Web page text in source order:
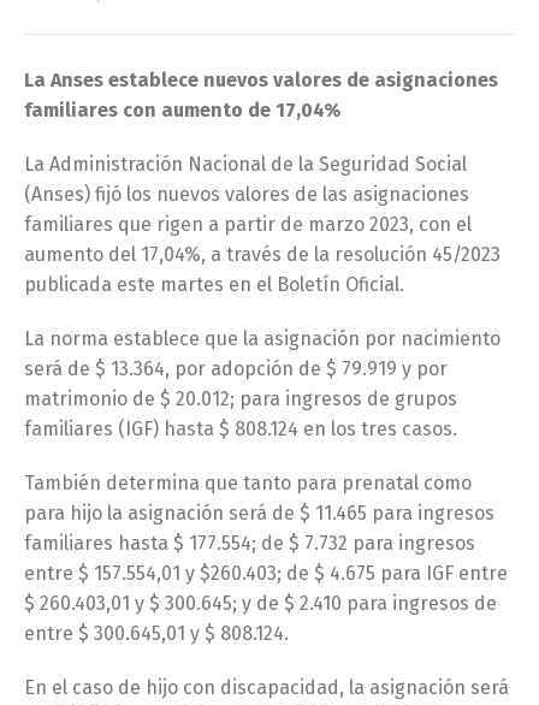
La Anses establece nuevos valores de asignaciones
familiares con aumento de 17,04%
La Administración Nacional de la Seguridad Social
(Anses) fijó los nuevos valores de las asignaciones
familiares que rigen a partir de marzo 2023, con el
aumento del 17,04%, a través de la resolución 45/2023
publicada este martes en el Boletín Oficial.
La norma establece que la asignación por nacimiento
será de $ 13.364, por adopción de $ 79.919 y por
matrimonio de $ 20.012; para ingresos de grupos
familiares (IGF) hasta $ 808.124 en los tres casos.
También determina que tanto para prenatal como
para hijo la asignación será de $ 11.465 para ingresos
familiares hasta $ 177.554; de $ 7.732 para ingresos
entre $ 157.554,01 y $260.403; de $ 4.675 para IGF entre
$ 260.403,01 y $ 300.645; y de $ 2.410 para ingresos de
entre $ 300.645,01 y $ 808.124.
En el caso de hijo con discapacidad, la asignación será